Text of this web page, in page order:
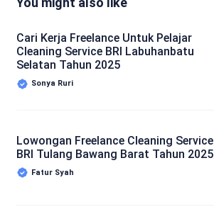
Cari Kerja Freelance Untuk Pelajar
Cleaning Service BRI Labuhanbatu
Selatan Tahun 2025
Sonya Ruri
Lowongan Freelance Cleaning Service
BRI Tulang Bawang Barat Tahun 2025
Fatur Syah